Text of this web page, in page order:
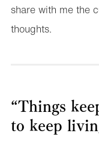
share with me the
thoughts.
“Things
to keep